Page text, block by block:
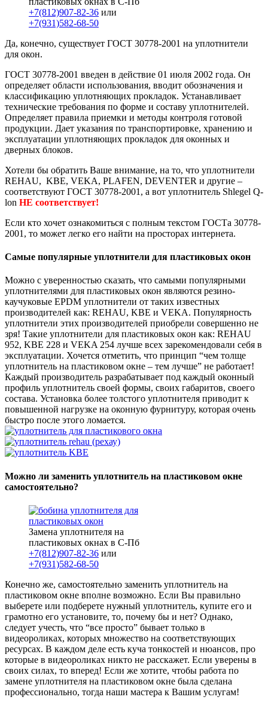
+7(812)907-82-36 или
+7(931)582-68-50
Да, конечно, существует ГОСТ 30778-2001 на уплотнители
для окон.
ГОСТ 30778-2001 введен в действие 01 июля 2002 года. Он
определяет области использования, вводит обозначения и
классификацию уплотняющих прокладок. Устанавливает
технические требования по форме и составу уплотнителей.
Определяет правила приемки и методы контроля готовой
продукции. Дает указания по транспортировке, хранению и
эксплуатации уплотняющих прокладок для оконных и
дверных блоков.
Хотели бы обратить Ваше внимание, на то, что уплотнители
REHAU, KBE, VEKA, PLAFEN, DEVENTER и другие –
соответствуют ГОСТ 30778-2001, а вот уплотнитель Shlegel Q-
lon НЕ соответствует!
Если кто хочет ознакомиться с полным текстом ГОСТа 30778-
2001, то может легко его найти на просторах интернета.
Самые популярные уплотнители для пластиковых окон
Можно с уверенностью сказать, что самыми популярными
уплотнителями для пластиковых окон являются резино-
каучуковые EPDM уплотнители от таких известных
производителей как: REHAU, KBE и VEKA. Популярность
уплотнители этих производителей приобрели совершенно не
зря! Такие уплотнители для пластиковых окон как: REHAU
952, KBE 228 и VEKA 254 лучше всех зарекомендовали себя в
эксплуатации. Хочется отметить, что принцип “чем толще
уплотнитель на пластиковом окне – тем лучше” не работает!
Каждый производитель разрабатывает под каждый оконный
профиль уплотнитель своей формы, своих габаритов, своего
состава. Установка более толстого уплотнителя приводит к
повышенной нагрузке на оконную фурнитуру, которая очень
быстро после этого ломается.
Можно ли заменить уплотнитель на пластиковом окне
самостоятельно?
Замена уплотнителя на
пластиковых окнах в С-Пб
+7(812)907-82-36 или
+7(931)582-68-50
Конечно же, самостоятельно заменить уплотнитель на
пластиковом окне вполне возможно. Если Вы правильно
выберете или подберете нужный уплотнитель, купите его и
грамотно его установите, то, почему бы и нет? Однако,
следует учесть, что “все просто” бывает только в
видеороликах, которых множество на соответствующих
ресурсах. В каждом деле есть куча тонкостей и нюансов, про
которые в видеороликах никто не расскажет. Если уверены в
своих силах, то вперед! Если же хотите, чтобы работа по
замене уплотнителя на пластиковом окне была сделана
профессионально, тогда наши мастера к Вашим услугам!